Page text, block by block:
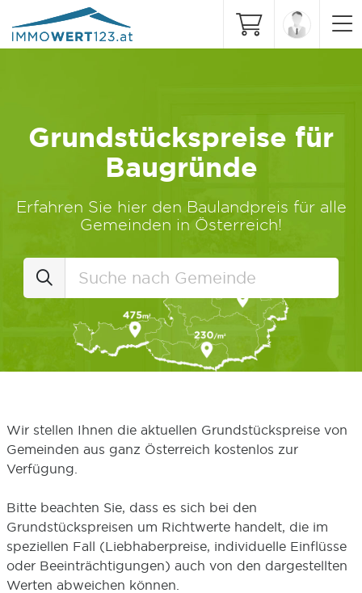
Grundstückspreise für
Baugründe
Erfahren Sie hier den Baulandpreis für alle
Gemeinden in Österreich!
Wir stellen Ihnen die aktuellen Grundstückspreise von
Gemeinden aus ganz Österreich kostenlos zur
Verfügung.
Bitte beachten Sie, dass es sich bei den
Grundstückspreisen um Richtwerte handelt, die im
speziellen Fall (Liebhaberpreise, individuelle Einflüsse
oder Beeinträchtigungen) auch von den dargestellten
Werten abweichen können.